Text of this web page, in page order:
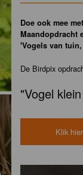
Doe ook mee
Maandopdracht
'Vogels van
De Birdpix
"Vogel
Klik